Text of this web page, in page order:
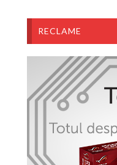
RECLAME